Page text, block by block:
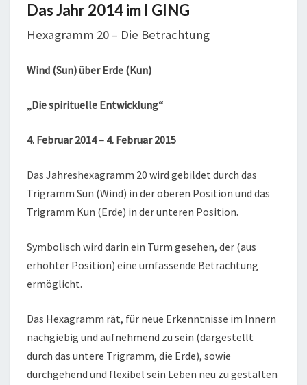
Das Jahr 2014 im I GING
Hexagramm 20 – Die Betrachtung
Wind (Sun) über Erde (Kun)
„Die spirituelle Entwicklung“
4. Februar 2014 – 4. Februar 2015
Das Jahreshexagramm 20 wird gebildet durch das
Trigramm Sun (Wind) in der oberen Position und das
Trigramm Kun (Erde) in der unteren Position.
Symbolisch wird darin ein Turm gesehen, der (aus
erhöhter Position) eine umfassende Betrachtung
ermöglicht.
Das Hexagramm rät, für neue Erkenntnisse im Innern
nachgiebig und aufnehmend zu sein (dargestellt
durch das untere Trigramm, die Erde), sowie
durchgehend und flexibel sein Leben neu zu gestalten